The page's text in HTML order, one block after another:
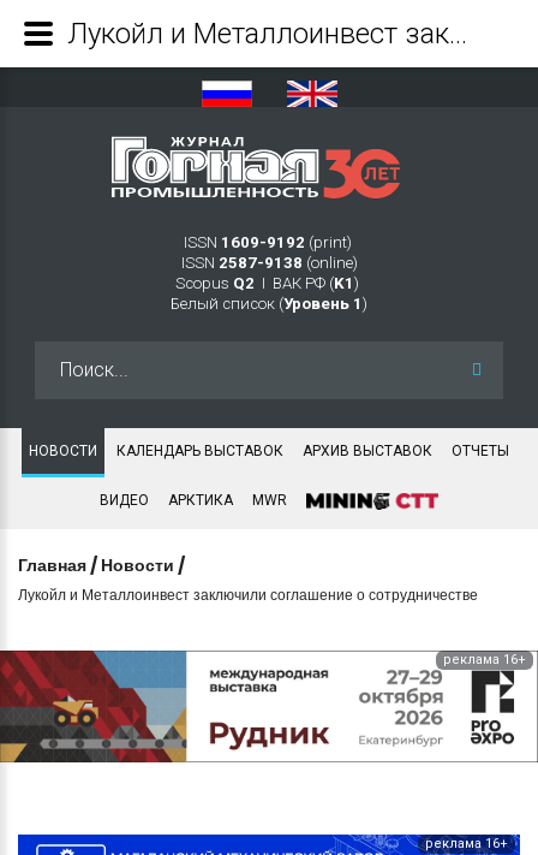
ISSN 1609-9192 (print)
ISSN 2587-9138 (online)
Scopus Q2 Ι ВАК РФ (K1 )
Белый список (Уровень 1 )
НОВОСТИ КАЛЕНДАРЬ ВЫСТАВОК АРХИВ ВЫСТАВОК ОТЧЕТЫ
ВИДЕО АРКТИКА MWR
Главная / Новости /
Лукойл и Металлоинвест заключили соглашение о сотрудничестве
реклама 16+
реклама 16+
Лукойл и Металлоинвест заключили соглашение о сотрудничестве - Журнал Горная промышленность